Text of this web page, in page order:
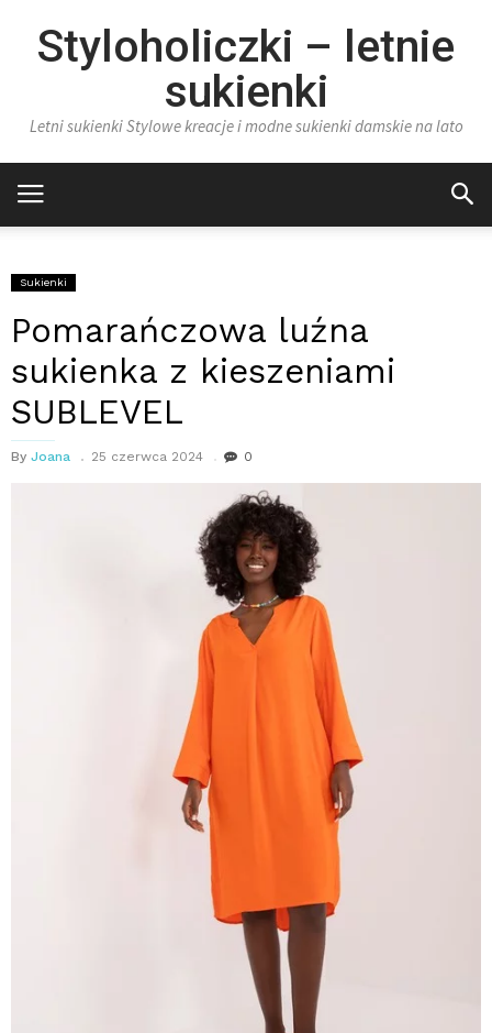
Styloholiczki – letnie
sukienki
Letni sukienki Stylowe kreacje i modne sukienki damskie na lato
Sukienki
Pomarańczowa luźna
sukienka z kieszeniami
SUBLEVEL
By Joana 25 czerwca 2024 0